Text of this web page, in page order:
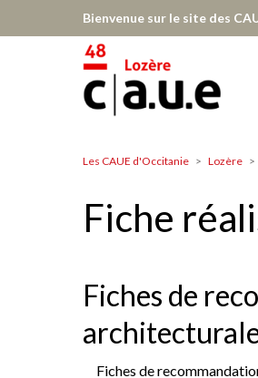
Bienvenue sur le site des
Lozère
Les CAUE d'Occitanie Lozère
Fiche
Fiches de
Fiches de